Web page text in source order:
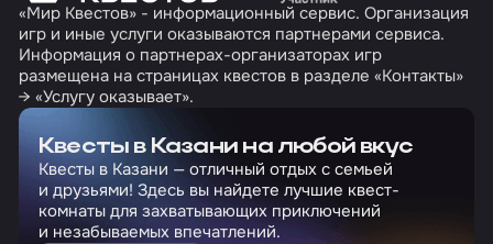
«Мир Квестов» - информационный сервис. Организация
игр и иные услуги оказываются партнерами сервиса.
Информация о партнерах-организаторах игр
размещена на страницах квестов в разделе «Контакты»
→ «Услугу оказывает».
Квесты в Казани на любой вкус
Квесты в Казани — отличный отдых с семьей
и друзьями! Здесь вы найдете лучшие квест-
комнаты для захватывающих приключений
и незабываемых впечатлений.